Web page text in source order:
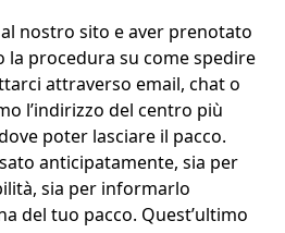
nostro sito e aver prenotato
la procedura su come spedire
attraverso email, chat o
l’indirizzo del centro più
poter lasciare il pacco.
anticipatamente, sia per
sia per informarlo
del tuo pacco. Quest’ultimo